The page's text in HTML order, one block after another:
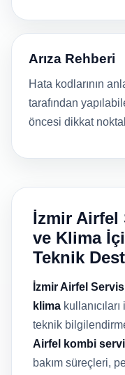
Arıza Rehberi
Hata kodlarının
tarafından
öncesi dikkat
İzmir Airfel
ve Klima
Teknik
İzmir Airfel
klima
teknik
Airfel kombi
bakım süreçleri,